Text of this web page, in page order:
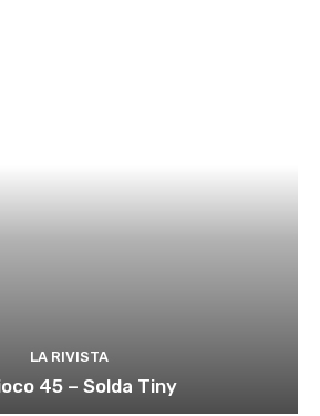
LA RIVISTA
45 – Solda Tiny